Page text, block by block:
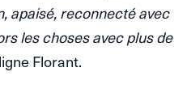
apaisé, reconnecté avec
les choses avec plus de
Florant.